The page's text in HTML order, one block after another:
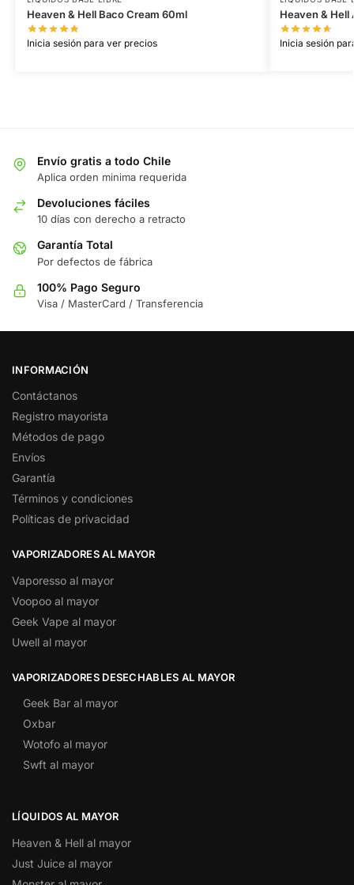
Heaven & Hell Baco Cream 60ml
Inicia sesión para ver precios
Heaven & Hell
Inicia sesión
Envío gratis a todo Chile
Aplica orden minima requerida
Devoluciones fáciles
10 días con derecho a retracto
Garantía Total
Por defectos de fábrica
100% Pago Seguro
Visa / MasterCard / Transferencia
INFORMACIÓN
Contáctanos
Registro mayorista
Métodos de pago
Envíos
Garantía
Términos y condiciones
Políticas de privacidad
VAPORIZADORES AL MAYOR
Vaporesso al mayor
Voopoo al mayor
Geek Vape al mayor
Uwell al mayor
VAPORIZADORES DESECHABLES AL MAYOR
Geek Bar al mayor
Oxbar
Wotofo al mayor
Swft al mayor
LÍQUIDOS AL MAYOR
Heaven & Hell al mayor
Just Juice al mayor